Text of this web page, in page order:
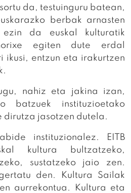
da, testuinguru batean,
berbak arnasten
da euskal kulturatik
egiten dute erdal
ikusi, entzun eta irakurtzen
nahiz eta jakina izan,
batzuek instituzioetako
dirutza jasotzen dutela.
instituzionalez. EITB
kultura bultzatzeko,
sustatzeko jaio zen.
den. Kultura Sailak
aurrekontua. Kultura eta